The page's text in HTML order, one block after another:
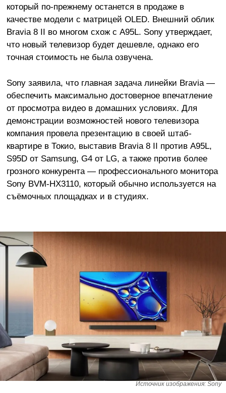
который по-прежнему останется в продаже в
качестве модели с матрицей OLED. Внешний облик
Bravia 8 II во многом схож с A95L. Sony утверждает,
что новый телевизор будет дешевле, однако его
точная стоимость не была озвучена.
Sony заявила, что главная задача линейки Bravia —
обеспечить максимально достоверное впечатление
от просмотра видео в домашних условиях. Для
демонстрации возможностей нового телевизора
компания провела презентацию в своей штаб-
квартире в Токио, выставив Bravia 8 II против A95L,
S95D от Samsung, G4 от LG, а также против более
грозного конкурента — профессионального монитора
Sony BVM-HX3110, который обычно используется на
съёмочных площадках и в студиях.
Источник изображения: Sony